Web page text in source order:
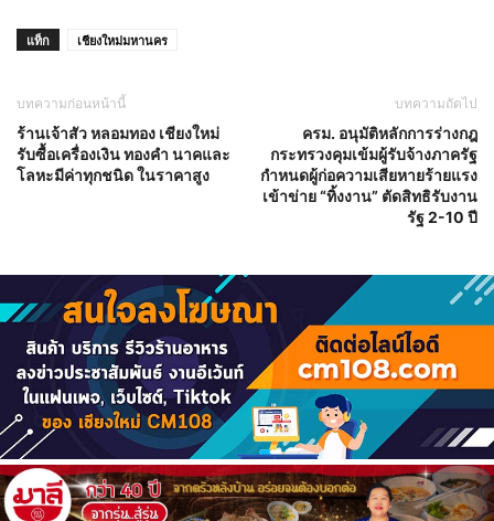
แท็ก เชียงใหม่มหานคร
บทความก่อนหน้านี้
ร้านเจ้าสัว หลอมทอง เชียงใหม่
รับซื้อเครื่องเงิน ทองคำ นาคและ
โลหะมีค่าทุกชนิด ในราคาสูง
บทความถัดไป
ครม. อนุมัติหลักการร่างกฎ
กระทรวงคุมเข้มผู้รับจ้างภาครัฐ
กำหนดผู้ก่อความเสียหายร้ายแรง
เข้าข่าย “ทิ้งงาน” ตัดสิทธิรับงาน
รัฐ 2-10 ปี